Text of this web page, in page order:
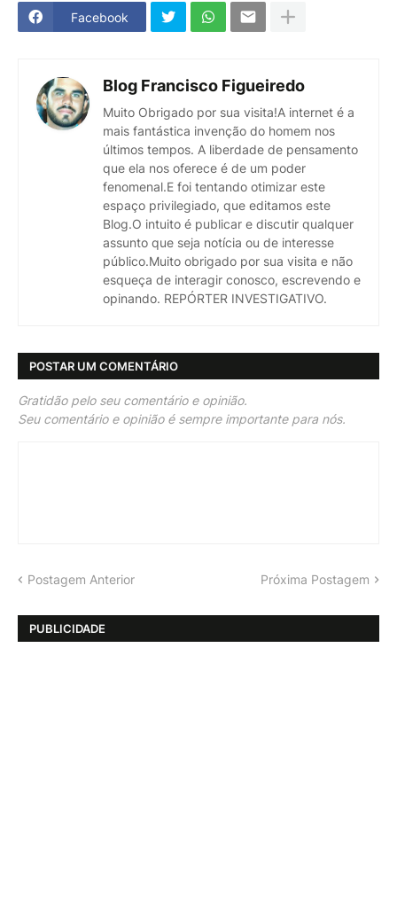
Facebook
Blog Francisco Figueiredo
Muito Obrigado por sua visita!A internet é a
mais fantástica invenção do homem nos
últimos tempos. A liberdade de pensamento
que ela nos oferece é de um poder
fenomenal.E foi tentando otimizar este
espaço privilegiado, que editamos este
Blog.O intuito é publicar e discutir qualquer
assunto que seja notícia ou de interesse
público.Muito obrigado por sua visita e não
esqueça de interagir conosco, escrevendo e
opinando. REPÓRTER INVESTIGATIVO.
POSTAR UM COMENTÁRIO
Gratidão pelo seu comentário e opinião.
Seu comentário e opinião é sempre importante para nós.
Postagem Anterior Próxima Postagem
PUBLICIDADE